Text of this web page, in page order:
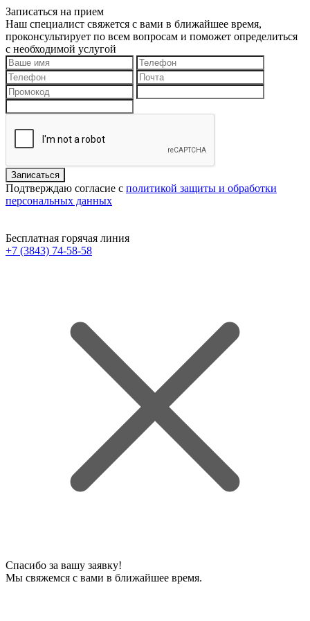
Записаться на прием
Наш специалист свяжется с вами в ближайшее время,
проконсультирует по всем вопросам и поможет определиться
с необходимой услугой
Подтверждаю согласие с политикой защиты и обработки
персональных данных
Бесплатная горячая линия
+7 (3843) 74-58-58
Спасибо за вашу заявку!
Мы свяжемся с вами в ближайшее время.